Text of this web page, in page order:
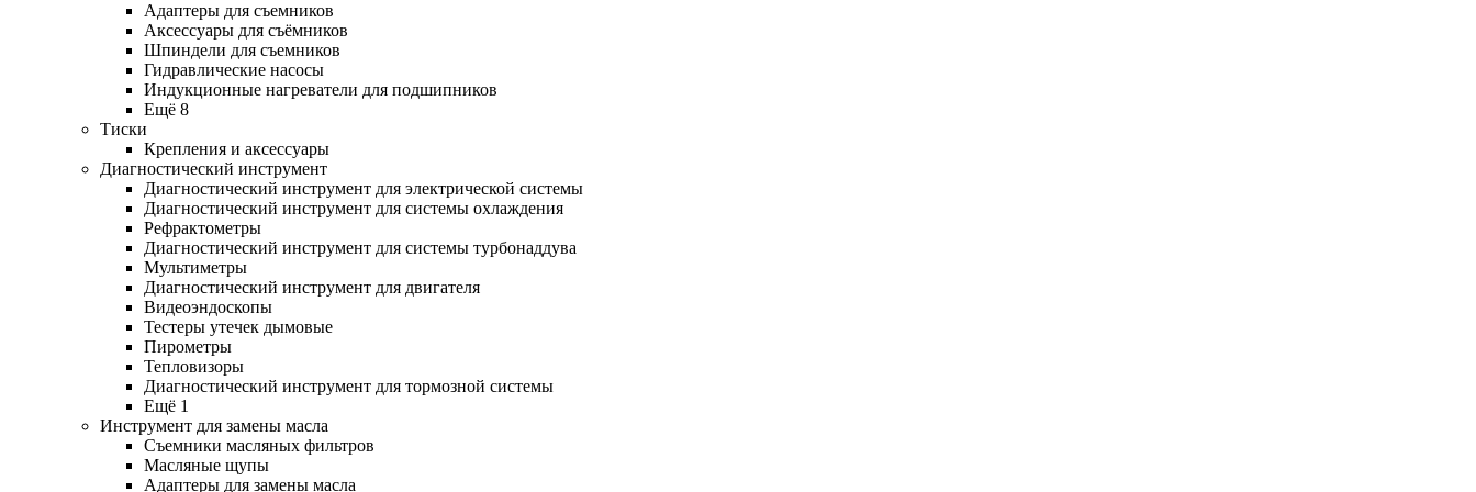
Адаптеры для съемников
Аксессуары для съёмников
Шпиндели для съемников
Гидравлические насосы
Индукционные нагреватели для подшипников
Ещё 8
Тиски
Крепления и аксессуары
Диагностический инструмент
Диагностический инструмент для электрической системы
Диагностический инструмент для системы охлаждения
Рефрактометры
Диагностический инструмент для системы турбонаддува
Мультиметры
Диагностический инструмент для двигателя
Видеоэндоскопы
Тестеры утечек дымовые
Пирометры
Тепловизоры
Диагностический инструмент для тормозной системы
Ещё 1
Инструмент для замены масла
Съемники масляных фильтров
Масляные щупы
Адаптеры для замены масла